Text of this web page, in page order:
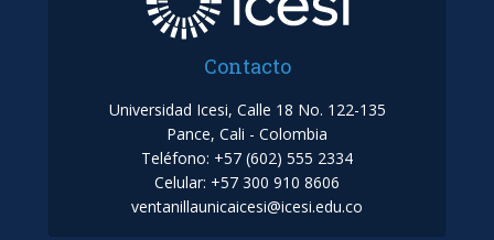
Contacto
Universidad Icesi, Calle 18 No. 122-135
Pance, Cali - Colombia
Teléfono: +57 (602) 555 2334
Celular: +57 300 910 8606
ventanillaunicaicesi@icesi.edu.co